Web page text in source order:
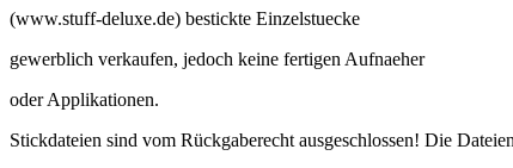
(www.stuff-deluxe.de) bestickte Einzelstuecke
gewerblich verkaufen, jedoch keine fertigen Aufnaeher
oder Applikationen.
Stickdateien sind vom Rückgaberecht ausgeschlossen! Die